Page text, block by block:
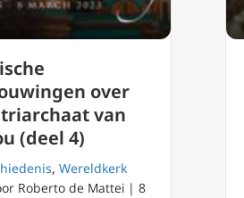
over
van
(deel 4)
, Wereldkerk
Roberto de Mattei | 8